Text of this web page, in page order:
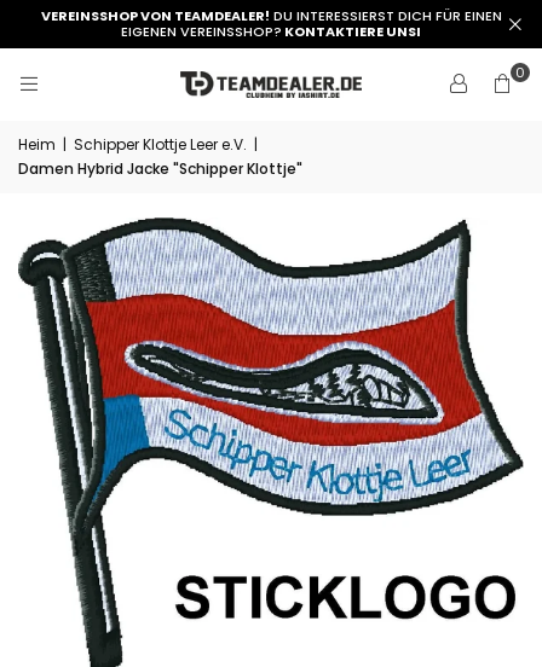
VEREINSSHOP VON TEAMDEALER! DU INTERESSIERST DICH FÜR EINEN
EIGENEN VEREINSSHOP? KONTAKTIERE UNSI
0
Heim | Schipper Klottje Leer e.V. |
Damen Hybrid Jacke "Schipper Klottje"